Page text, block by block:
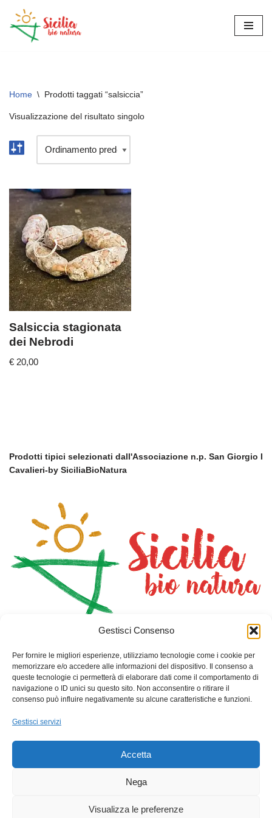
Gestisci Consenso
Per fornire le migliori esperienze, utilizziamo tecnologie come i cookie per
memorizzare e/o accedere alle informazioni del dispositivo. Il consenso a
queste tecnologie ci permetterà di elaborare dati come il comportamento di
navigazione o ID unici su questo sito. Non acconsentire o ritirare il
consenso può influire negativamente su alcune caratteristiche e funzioni.
Gestisci servizi
Accetta
Nega
Visualizza le preferenze
Vai
Home \ Prodotti taggati “salsiccia”
Visualizzazione del risultato singolo
Salsiccia stagionata
dei Nebrodi
€ 20,00
Prodotti tipici selezionati dall'Associazione n.p. San Giorgio I
Cavalieri-by SiciliaBioNatura
PIANTA CON NOI
DOVE DORMIRE
SAN GIORGIO I CAVALIERI
CONTATTI
CARRELLO
Info Contatti
Email: sangiorgioicavalieri@gmail.com